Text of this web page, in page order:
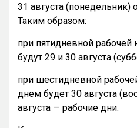
31 августа (понедельник)
Таким образом:
при пятидневной
будут 29 и 30 августа
при шестидневной
днем будет 30 августа
августа — рабочие дни.